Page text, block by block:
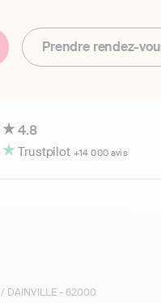
Prendre rendez-
4.8
Trustpilot +14 000 avis
/ DAINVILLE - 62000